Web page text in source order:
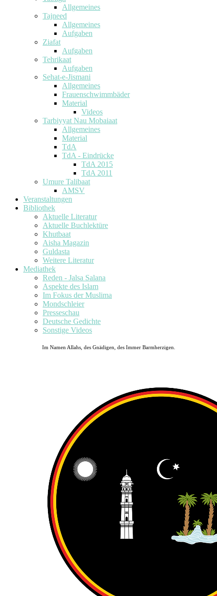
Allgemeines
Tajneed
Allgemeines
Aufgaben
Ziafat
Aufgaben
Tehrikaat
Aufgaben
Sehat-e-Jismani
Allgemeines
Frauenschwimmbäder
Material
Videos
Tarbiyyat Nau Mobaiaat
Allgemeines
Material
TdA
TdA - Eindrücke
TdA 2015
TdA 2011
Umure Talibaat
AMSV
Veranstaltungen
Bibliothek
Aktuelle Literatur
Aktuelle Buchlektüre
Khutbaat
Aisha Magazin
Guldasta
Weitere Literatur
Mediathek
Reden - Jalsa Salana
Aspekte des Islam
Im Fokus der Muslima
Mondschleier
Presseschau
Deutsche Gedichte
Sonstige Videos
Im Namen Allahs, des Gnädigen, des Immer Barmherzigen.